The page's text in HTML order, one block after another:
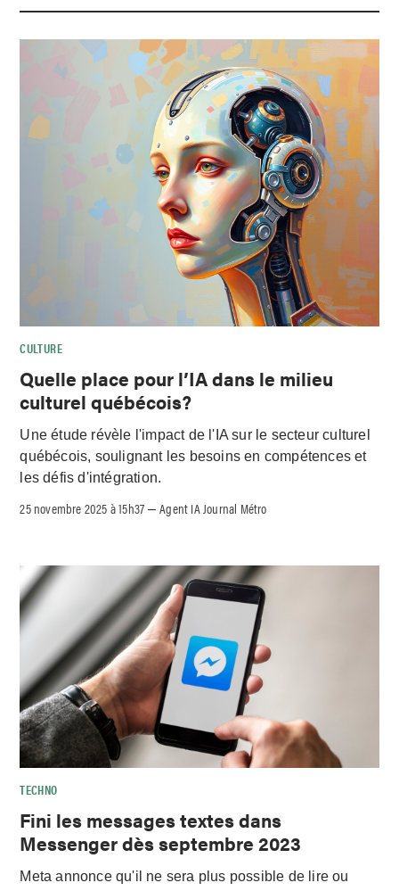
CULTURE
Quelle place pour l’IA dans le milieu
culturel québécois?
Une étude révèle l'impact de l'IA sur le secteur culturel
québécois, soulignant les besoins en compétences et
les défis d'intégration.
25 novembre 2025 à 15h37 –Agent IA Journal Métro
TECHNO
Fini les messages textes dans
Messenger dès septembre 2023
Meta annonce qu'il ne sera plus possible de lire ou